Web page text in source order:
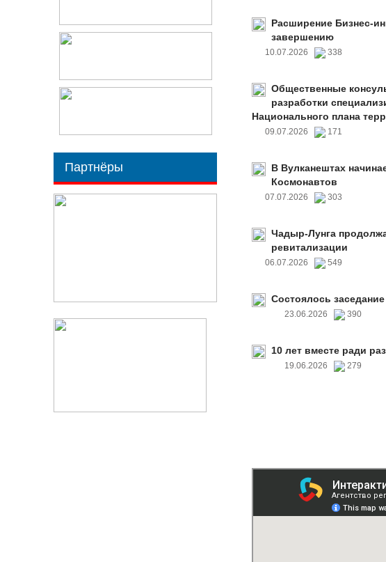
Партнёры
Расширение Бизнес-
завершению
10.07.2026 338
Общественные
разработки
Национального плана
09.07.2026 171
В Вулканештах
Космонавтов
07.07.2026 303
Чадыр-Лунга
ревитализации
06.07.2026 549
Состоялось
23.06.2026 390
10 лет вместе ради
19.06.2026 279